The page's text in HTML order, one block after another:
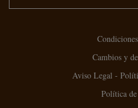
Cambios y
Aviso Legal -
Política